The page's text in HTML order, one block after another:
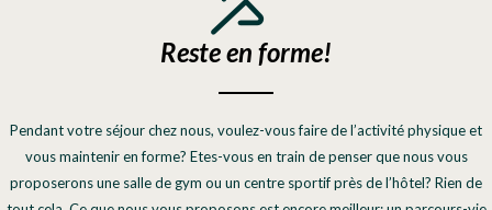
Reste en forme!
Pendant votre séjour chez nous, voulez-vous faire de l’activité physique et
vous maintenir en forme? Etes-vous en train de penser que nous vous
proposerons une salle de gym ou un centre sportif près de l’hôtel? Rien de